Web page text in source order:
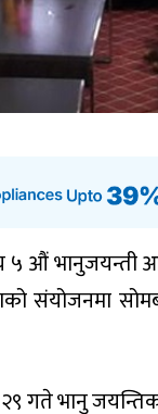
औं भानुजयन्ती
संयोजनमा
गते भानु